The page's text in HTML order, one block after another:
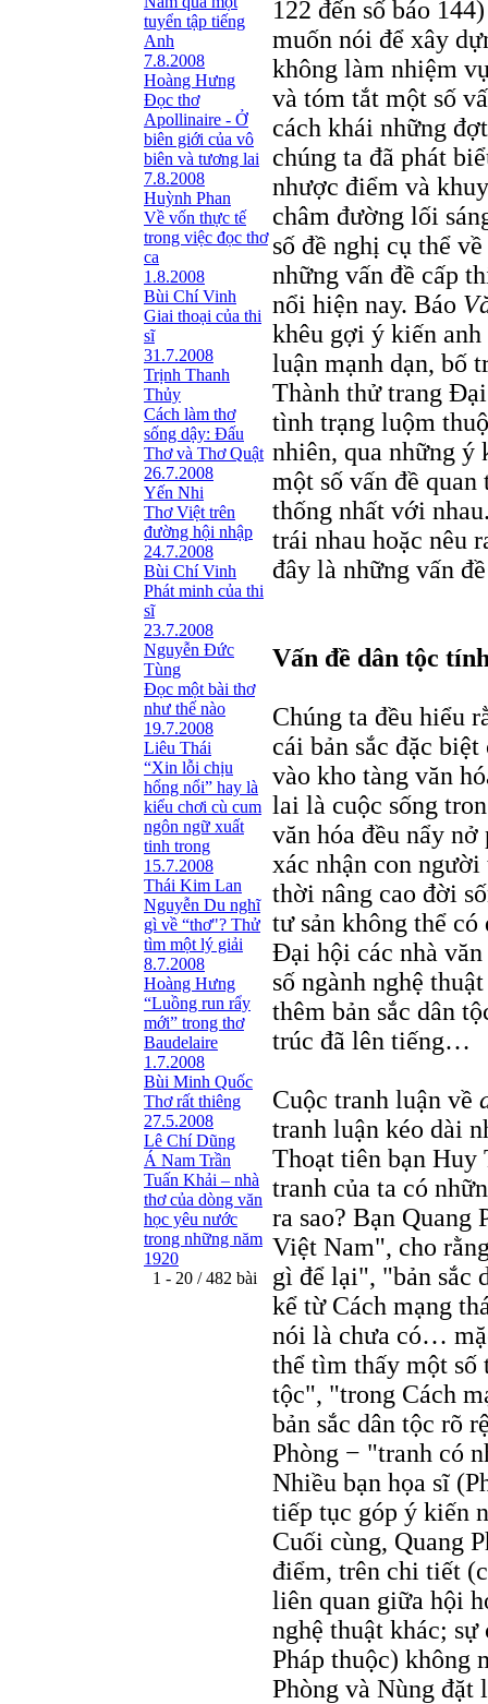
tuyển tập tiếng
Anh
7.8.2008
Hoàng Hưng
Đọc thơ
Apollinaire - Ở
biên giới của vô
biên và tương lai
7.8.2008
Huỳnh Phan
Về vốn thực tế
trong việc đọc thơ
ca
1.8.2008
Bùi Chí Vinh
Giai thoại của thi
sĩ
31.7.2008
Trịnh Thanh
Thủy
Cách làm thơ
sống dậy: Đấu
Thơ và Thơ Quật
26.7.2008
Yến Nhi
Thơ Việt trên
đường hội nhập
24.7.2008
Bùi Chí Vinh
Phát minh của thi
sĩ
23.7.2008
Nguyễn Đức
Tùng
Ðọc một bài thơ
như thế nào
19.7.2008
Liêu Thái
“Xin lỗi chịu
hổng nổi” hay là
kiểu chơi cù cum
ngôn ngữ xuất
tinh trong
15.7.2008
Thái Kim Lan
Nguyễn Du nghĩ
gì về “thơ"? Thử
tìm một lý giải
8.7.2008
Hoàng Hưng
“Luồng run rẩy
mới” trong thơ
Baudelaire
1.7.2008
Bùi Minh Quốc
Thơ rất thiêng
27.5.2008
Lê Chí Dũng
Á Nam Trần
Tuấn Khải – nhà
thơ của dòng văn
học yêu nước
trong những năm
1920
1 - 20 / 482 bài
122 đến số báo
muốn nói để xây
không làm nhiệm
và tóm tắt một số
cách khái những
chúng ta đã phát
nhược điểm và
châm đường lối
số đề nghị cụ thể
những vấn đề cấp
nổi hiện nay. Báo
khêu gợi ý kiến
luận mạnh dạn, bố
Thành thử trang
tình trạng luộm
nhiên, qua những ý
một số vấn đề
thống nhất với
trái nhau hoặc nêu
đây là những vấn
Vấn đề dân tộc
Chúng ta đều hiểu
cái bản sắc đặc
vào kho tàng văn
lai là cuộc sống
văn hóa đều nẩy
xác nhận con
thời nâng cao đời
tư sản không thể
Đại hội các nhà
số ngành nghệ
thêm bản sắc dân
trúc đã lên tiếng…
Cuộc tranh luận về
tranh luận kéo dài
Thoạt tiên bạn Huy
tranh của ta có
ra sao? Bạn Quang
Việt Nam", cho
gì để lại", "bản sắc
kể từ Cách mạng
nói là chưa có…
thể tìm thấy một số
tộc", "trong Cách
bản sắc dân tộc rõ
Phòng − "tranh có
Nhiều bạn họa sĩ
tiếp tục góp ý kiến
Cuối cùng, Quang
điểm, trên chi tiết
liên quan giữa hội
nghệ thuật khác;
Pháp thuộc)
Phòng và Nùng đặt